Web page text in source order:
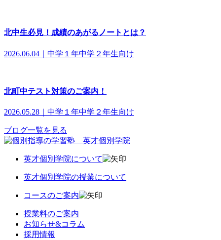
北中生必見！成績のあがるノートとは？
2026.06.04｜中学１年中学２年生向け
北町中テスト対策のご案内！
2026.05.28｜中学１年中学２年生向け
ブログ一覧を見る
英才個別学院について
英才個別学院の授業について
コースのご案内
授業料のご案内
お知らせ&コラム
採用情報